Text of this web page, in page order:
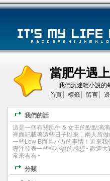
當肥牛遇
我們沉迷輕小說的
首頁
標籤 留言
我們的話
這是一個有關肥牛 & 女王的點點滴滴
裡面記載著這些日子以來，兩人所做
一些Low B而且バカ的事情！近來我
專注發表一些輕小說的感想~ 歡迎大
常來看看~
分類